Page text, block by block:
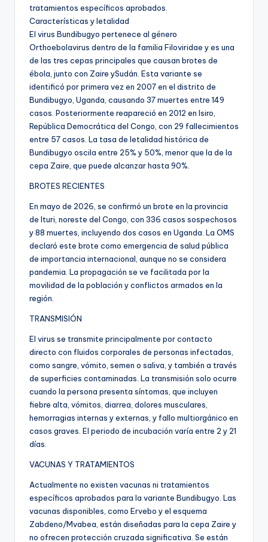
tratamientos específicos aprobados.
Características y letalidad
El virus Bundibugyo pertenece al género
Orthoebolavirus dentro de la familia Filoviridae y es una
de las tres cepas principales que causan brotes de
ébola, junto con Zaire ySudán. Esta variante se
identificó por primera vez en 2007 en el distrito de
Bundibugyo, Uganda, causando 37 muertes entre 149
casos. Posteriormente reapareció en 2012 en Isiro,
República Democrática del Congo, con 29 fallecimientos
entre 57 casos. La tasa de letalidad histórica de
Bundibugyo oscila entre 25% y 50%, menor que la de la
cepa Zaire, que puede alcanzar hasta 90%.
BROTES RECIENTES
En mayo de 2026, se confirmó un brote en la provincia
de Ituri, noreste del Congo, con 336 casos sospechosos
y 88 muertes, incluyendo dos casos en Uganda. La OMS
declaró este brote como emergencia de salud pública
de importancia internacional, aunque no se considera
pandemia. La propagación se ve facilitada por la
movilidad de la población y conflictos armados en la
región.
TRANSMISIÓN
El virus se transmite principalmente por contacto
directo con fluidos corporales de personas infectadas,
como sangre, vómito, semen o saliva, y también a través
de superficies contaminadas. La transmisión solo ocurre
cuando la persona presenta síntomas, que incluyen
fiebre alta, vómitos, diarrea, dolores musculares,
hemorragias internas y externas, y fallo multiorgánico en
casos graves. El periodo de incubación varía entre 2 y 21
días.
VACUNAS Y TRATAMIENTOS
Actualmente no existen vacunas ni tratamientos
específicos aprobados para la variante Bundibugyo. Las
vacunas disponibles, como Ervebo y el esquema
Zabdeno/Mvabea, están diseñadas para la cepa Zaire y
no ofrecen protección cruzada significativa. Se están